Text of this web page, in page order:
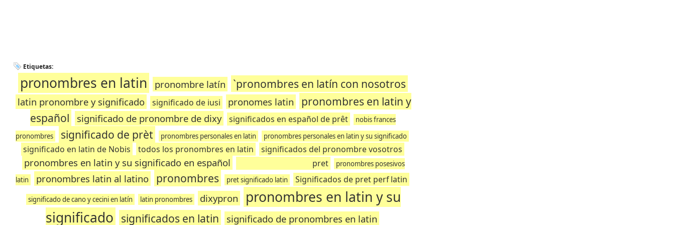
Etiquetas:
pronombres en latin pronombre latín `pronombres en latín con nosotros
latin pronombre y significado significado de iusi pronomes latin
pronombres en latin y
español
significado de pronombre de dixy significados en español de prêt
nobis frances
pronombres
significado de prèt pronombres personales en latin pronombres personales en latin y su significado
significado en latin de Nobis todos los pronombres en latin significados del pronombre vosotros
pronombres en latin y su significado en español pret
pronombres posesivos
latin
pronombres latin al latino pronombres pret significado latin Significados de pret perf latin
significado de cano y cecini en latín latin pronombres dixypron
pronombres en latin y su
significado significados en latin significado de pronombres en latin